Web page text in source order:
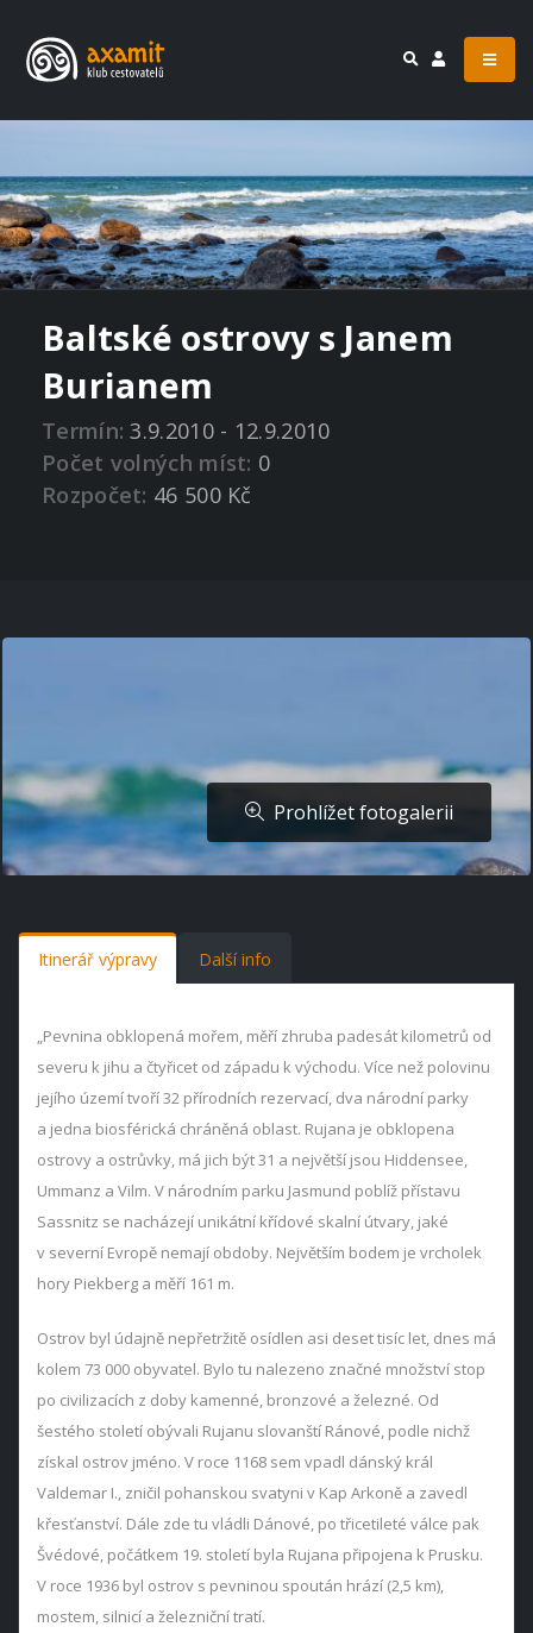
Baltské ostrovy s Janem
Burianem
Termín:3.9.2010 - 12.9.2010
Počet volných míst: 0
Rozpočet: 46 500 Kč
Prohlížet fotogalerii
Itinerář výpravy Další info
„Pevnina obklopená mořem, měří zhruba padesát kilometrů od
severu k jihu a čtyřicet od západu k východu. Více než polovinu
jejího území tvoří 32 přírodních rezervací, dva národní parky
a jedna biosférická chráněná oblast. Rujana je obklopena
ostrovy a ostrůvky, má jich být 31 a největší jsou Hiddensee,
Ummanz a Vilm. V národním parku Jasmund poblíž přístavu
Sassnitz se nacházejí unikátní křídové skalní útvary, jaké
v severní Evropě nemají obdoby. Největším bodem je vrcholek
hory Piekberg a měří 161 m.
Ostrov byl údajně nepřetržitě osídlen asi deset tisíc let, dnes má
kolem 73 000 obyvatel. Bylo tu nalezeno značné množství stop
po civilizacích z doby kamenné, bronzové a železné. Od
šestého století obývali Rujanu slovanští Ránové, podle nichž
získal ostrov jméno. V roce 1168 sem vpadl dánský král
Valdemar I., zničil pohanskou svatyni v Kap Arkoně a zavedl
křesťanství. Dále zde tu vládli Dánové, po třicetileté válce pak
Švédové, počátkem 19. století byla Rujana připojena k Prusku.
V roce 1936 byl ostrov s pevninou spoután hrází (2,5 km),
mostem, silnicí a železniční tratí.